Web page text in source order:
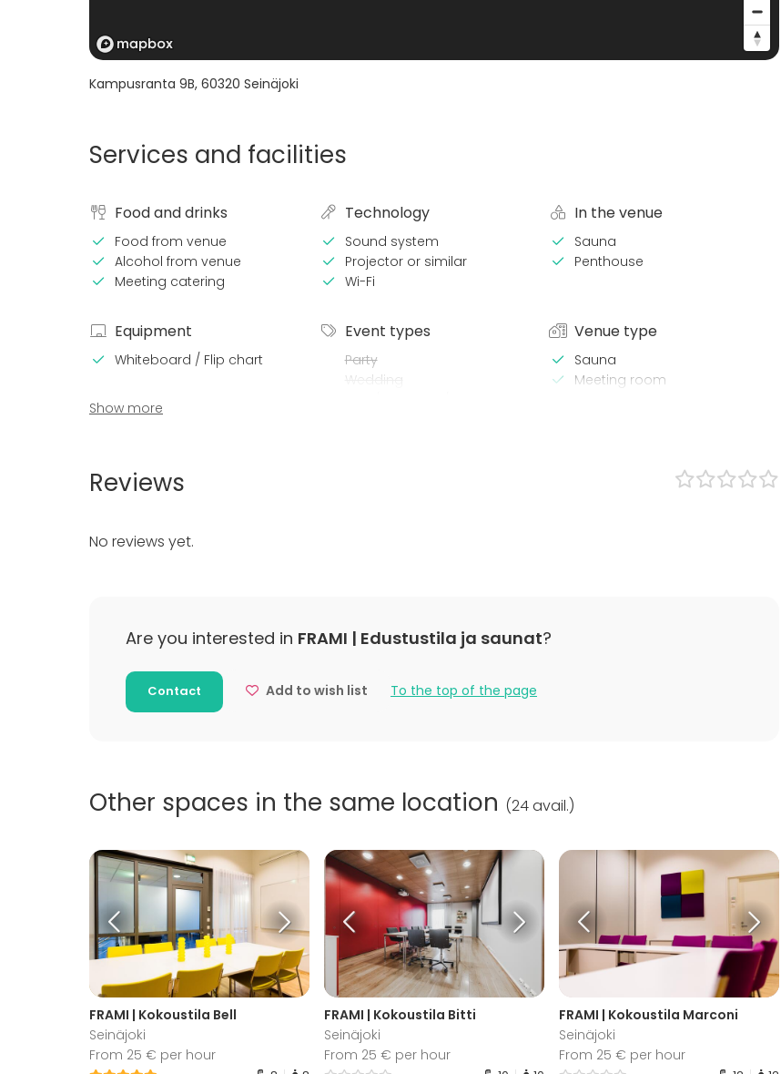
Kampusranta 9B, 60320 Seinäjoki
Services and facilities
Food and drinks
Food from venue
Alcohol from venue
Meeting catering
Technology
Sound system
Projector or similar
Wi-Fi
In the venue
Sauna
Penthouse
Equipment
Whiteboard / Flip chart
Event types
Party
Wedding
Venue type
Sauna
Meeting room
Show more
Reviews
No reviews yet.
Are you interested in FRAMI | Edustustila ja saunat?
Contact Add to wish list To the top of the page
Other spaces in the same location (24 avail.)
FRAMI | Kokoustila Bell
Seinäjoki
From 25 € per hour
FRAMI | Kokoustila Bitti
Seinäjoki
From 25 € per hour
FRAMI | Kokoustila Marconi
Seinäjoki
From 25 € per hour